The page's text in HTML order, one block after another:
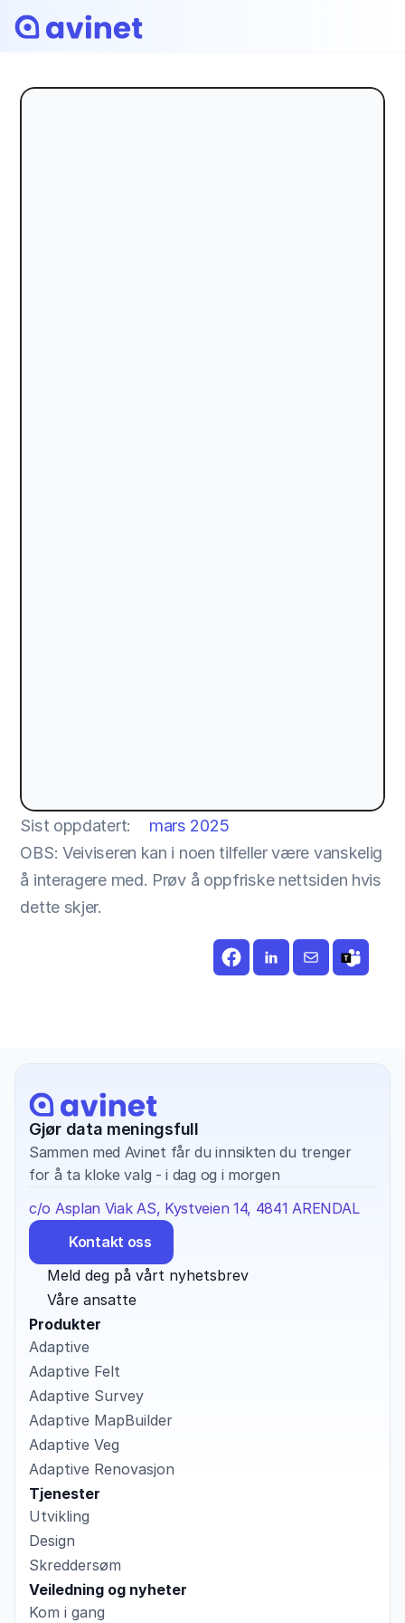
Sist oppdatert:
mars 2025
OBS: Veiviseren kan i noen tilfeller være vanskelig
å interagere med. Prøv å oppfriske nettsiden hvis
dette skjer.
Gjør data meningsfull
Sammen med Avinet får du innsikten du trenger
for å ta kloke valg - i dag og i morgen
c/o Asplan Viak AS, Kystveien 14, 4841 ARENDAL
Kontakt oss
Meld deg på vårt nyhetsbrev
Våre ansatte
Produkter
Adaptive
Adaptive Felt
Adaptive Survey
Adaptive MapBuilder
Adaptive Veg
Adaptive Renovasjon
Tjenester
Utvikling
Design
Skreddersøm
Veiledning og nyheter
Kom i gang